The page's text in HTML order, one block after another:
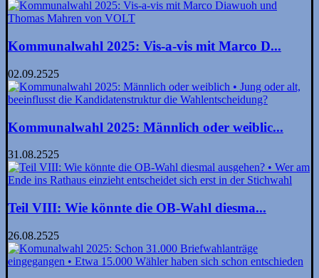
Kommunalwahl 2025: Vis-a-vis mit Marco D...
02.09.2525
Kommunalwahl 2025: Männlich oder weiblic...
31.08.2525
Teil VIII: Wie könnte die OB-Wahl diesma...
26.08.2525